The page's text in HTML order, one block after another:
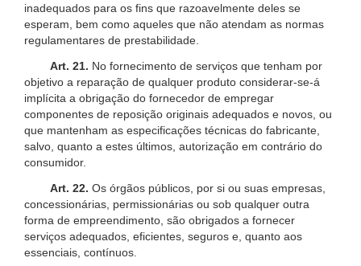
inadequados para os fins que razoavelmente deles se
esperam, bem como aqueles que não atendam as normas
regulamentares de prestabilidade.
Art. 21. No fornecimento de serviços que tenham por
objetivo a reparação de qualquer produto considerar-se-á
implícita a obrigação do fornecedor de empregar
componentes de reposição originais adequados e novos, ou
que mantenham as especificações técnicas do fabricante,
salvo, quanto a estes últimos, autorização em contrário do
consumidor.
Art. 22. Os órgãos públicos, por si ou suas empresas,
concessionárias, permissionárias ou sob qualquer outra
forma de empreendimento, são obrigados a fornecer
serviços adequados, eficientes, seguros e, quanto aos
essenciais, contínuos.